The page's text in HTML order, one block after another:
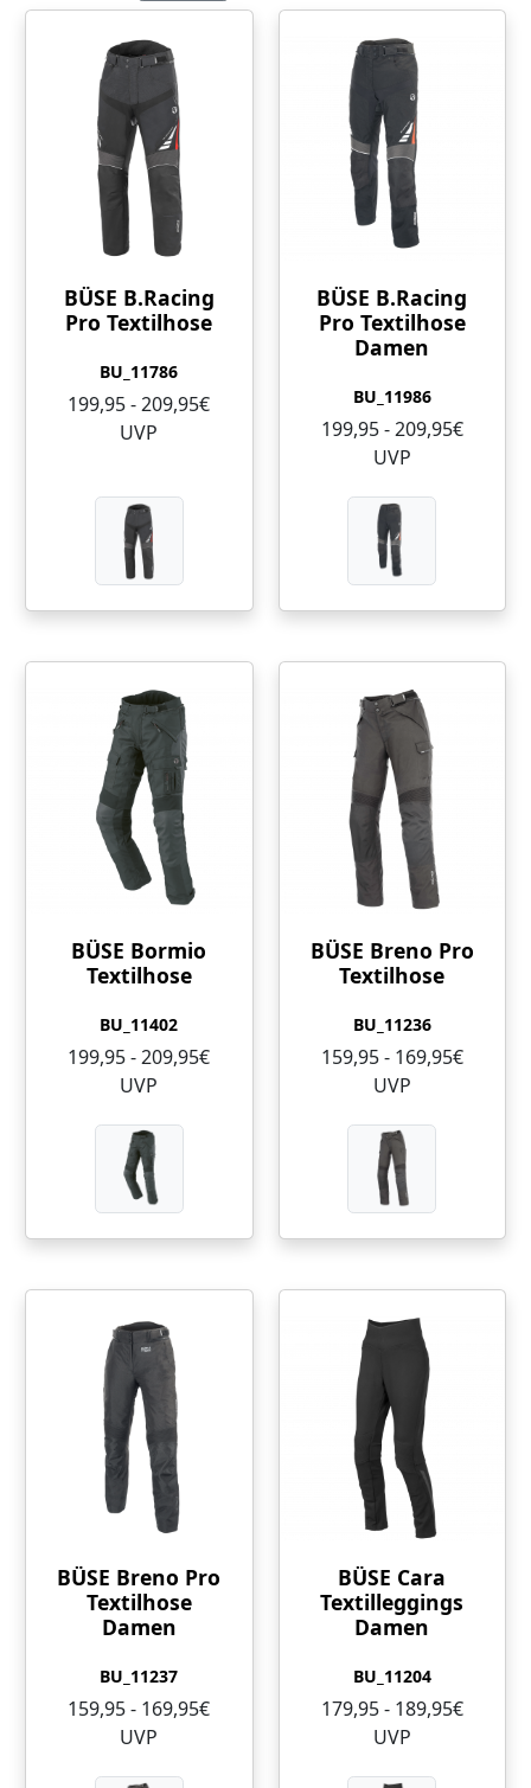
BÜSE B.Racing
Pro Textilhose
BU_11786
199,95 - 209,95€
UVP
BÜSE B.Racing
Pro Textilhose
Damen
BU_11986
199,95 - 209,95€
UVP
BÜSE Bormio
Textilhose
BU_11402
199,95 - 209,95€
UVP
BÜSE Breno Pro
Textilhose
BU_11236
159,95 - 169,95€
UVP
BÜSE Breno Pro
Textilhose
Damen
BU_11237
159,95 - 169,95€
UVP
BÜSE Cara
Textilleggings
Damen
BU_11204
179,95 - 189,95€
UVP